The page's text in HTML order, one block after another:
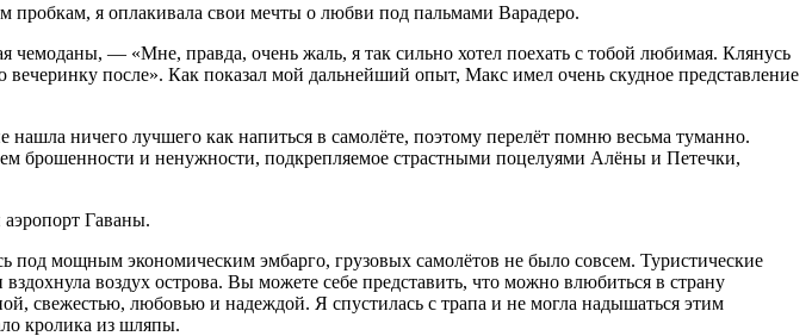
пробкам, я оплакивала свои мечты о любви под пальмами Варадеро.
— «Мне, правда, очень жаль, я так сильно хотел поехать с тобой любимая. Клянусь
после». Как показал мой дальнейший опыт, Макс имел очень скудное представление
ничего лучшего как напиться в самолёте, поэтому перелёт помню весьма туманно.
брошенности и ненужности, подкрепляемое страстными поцелуями Алёны и Петечки,
Гаваны.
мощным экономическим эмбарго, грузовых самолётов не было совсем. Туристические
воздух острова. Вы можете себе представить, что можно влюбиться в страну
свежестью, любовью и надеждой. Я спустилась с трапа и не могла надышаться этим
кролика из шляпы.